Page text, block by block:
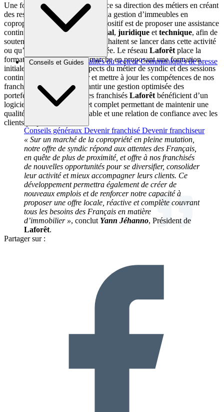
Brèves et actus Actualités du secteur Communiqués de presse
Conseils et Guides
Conseils généraux Devenir franchisé Devenir franchiseur
Une fois de plus,
Laforêtrenforce sa direction des métiers en créant
des ressources spécialisées dans la gestion d’immeubles en
copropriété. L’objectif de ce dispositif est de proposer une assistance
continue sur
les plans commercial, juridique et technique, afin de
soutenir les agences, qu’elles souhaitent se lancer dans cette activité
ou qu’elles l’aient déjà développée. Le réseau Laforêt place la
formation au cœur de sa démarche en proposant une formation
initiale couvrant tous les aspects du métier de syndic et des sessions
continues pour approfondir et mettre à jour les compétences de nos
franchisés. Enfin, pour garantir une gestion optimisée des
portefeuilles immobiliers, les franchisés Laforêt bénéficient d’un
logiciel dédié, performant et complet permettant de maintenir une
qualité de service irréprochable et une relation de confiance avec les
clients propriétaires
« Sur un marché de la copropriété en pleine mutation,
notre offre de syndic répond aux attentes des Français,
en quête de plus de proximité, et offre à nos franchisés
de nouvelles opportunités pour se diversifier, consolider
leur activité et mieux accompagner leurs clients. Ce
développement permettra également de créer de
nouveaux emplois et de renforcer notre capacité à
proposer une offre locale, réactive et complète couvrant
tous les besoins des Français en matière
d’immobilier », conclut Yann Jéhanno, Président de
Laforêt.
Partager sur :